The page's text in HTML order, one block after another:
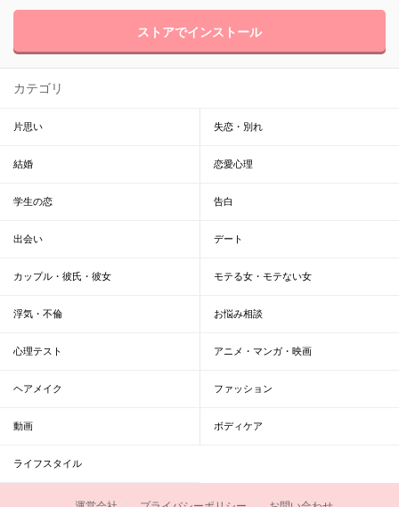
ストアでインストール
カテゴリ
片思い 失恋・別れ
結婚 恋愛心理
学生の恋 告白
出会い デート
カップル・彼氏・彼女 モテる女・モテない女
浮気・不倫 お悩み相談
心理テスト アニメ・マンガ・映画
ヘアメイク ファッション
動画 ボディケア
ライフスタイル